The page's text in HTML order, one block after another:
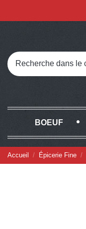
BOEUF
Accueil Épicerie Fine